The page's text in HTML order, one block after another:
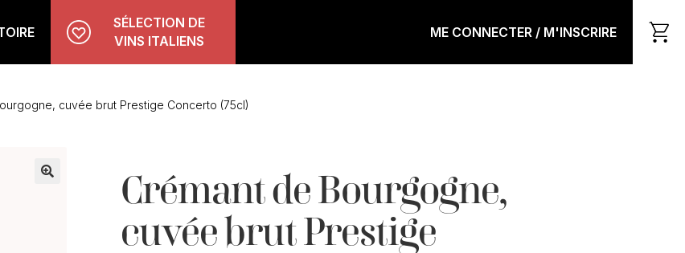
SÉLECTION DE
VINS ITALIENS
ME CONNECTER / M'INSCRIRE
cuvée brut Prestige Concerto (75cl)
Crémant de Bourgogne,
cuvée brut Prestige